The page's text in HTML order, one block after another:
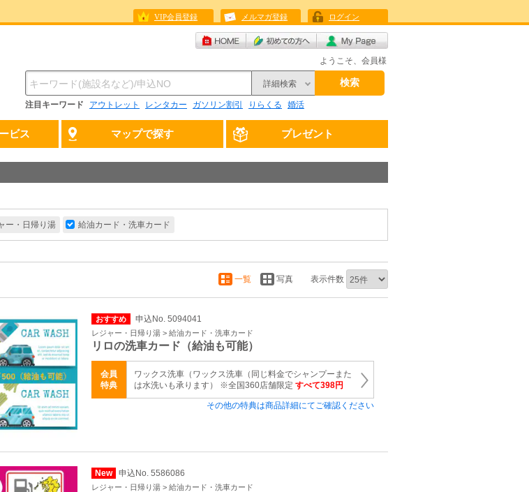
VIP会員登録 メルマガ登録 ログイン
ようこそ、会員様
詳細検索 検索
注目キーワード アウトレット レンタカー ガソリン割引 りらくる 婚活
ビス マップで探す プレゼント
ー・日帰り湯 給油カード・洗車カード
一覧 写真 表示件数
おすすめ 申込No. 5094041
レジャー・日帰り湯 > 給油カード・洗車カード
リロの洗車カード（給油も可能）
会員
特典
ワックス洗車（ワックス洗車（同じ料金でシャンプーまた
は水洗いも承ります） ※全国360店舗限定 すべて398円
その他の特典は商品詳細にてご確認ください
New 申込No. 5586086
レジャー・日帰り湯 > 給油カード・洗車カード